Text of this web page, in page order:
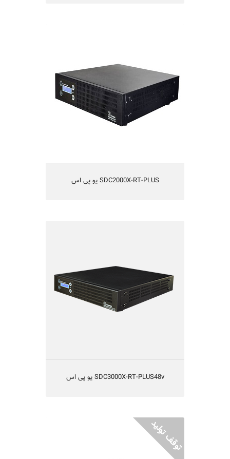
SDC2000X-RT-PLUS یو پی اس
تکنولوژیIGBT
و یا طراحی بدون ترانس
قابلیت کارکردن با ژنراتور
راندمان بالا
یکسال گارانتی و 10 سال تامین قطعات
مناسب شبکه های کامپیوتری کوچک ومتوسط،
سیستم های حساس مخابراتی و آزمایشگاهی
SDC3000X-RT-PLUS48v یو پی اس
قابلیت کارکردن با ژنراتور
راندمان بالا
یکسال گارانتی و 10 سال تامین قطعات
مناسب شبکه های کامپیوتری متوسط و بزرگ،